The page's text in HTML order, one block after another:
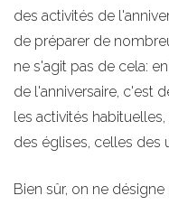
des activités de
de préparer de
ne s'agit pas de cela:
de l'anniversaire, c'est
les activités
des églises, celles des
Bien sûr, on ne